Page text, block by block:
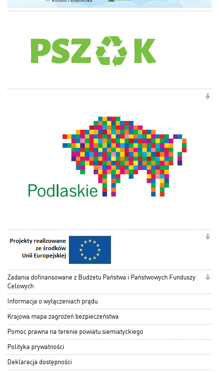
Zadania dofinansowane z Budżetu Państwa i Państwowych Funduszy
Celowych
Informacja o wyłączeniach prądu
Krajowa mapa zagrożeń bezpieczeństwa
Pomoc prawna na terenie powiatu siemiatyckiego
Polityka prywatności
Deklaracja dostępności